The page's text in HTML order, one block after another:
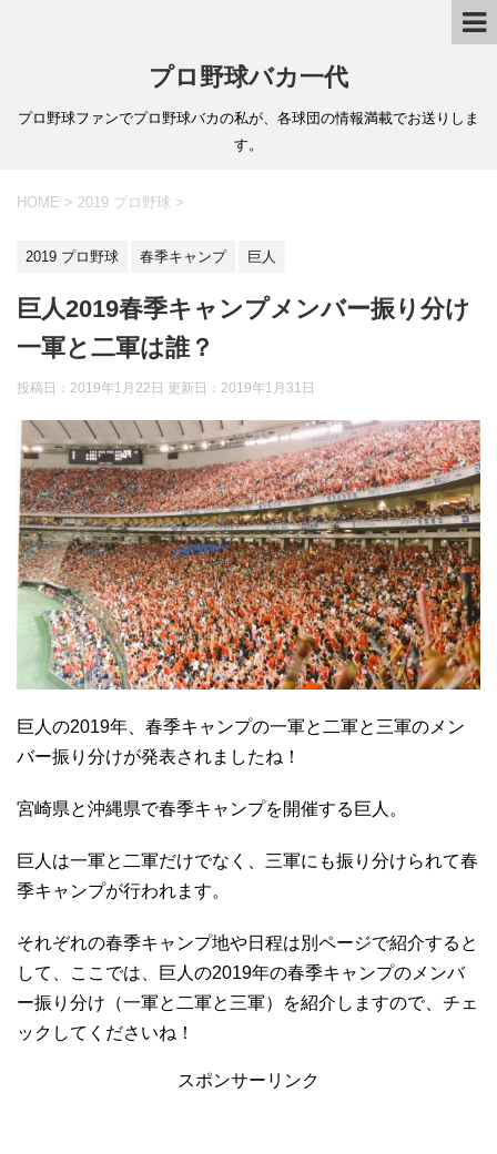
プロ野球バカ一代
プロ野球ファンでプロ野球バカの私が、各球団の情報満載でお送りしま
す。
HOME > 2019 プロ野球 >
2019 プロ野球 春季キャンプ 巨人
巨人2019春季キャンプメンバー振り分け
一軍と二軍は誰？
投稿日：2019年1月22日 更新日： 2019年1月31日
巨人の2019年、春季キャンプの一軍と二軍と三軍のメン
バー振り分けが発表されましたね！
宮崎県と沖縄県で春季キャンプを開催する巨人。
巨人は一軍と二軍だけでなく、三軍にも振り分けられて春
季キャンプが行われます。
それぞれの春季キャンプ地や日程は別ページで紹介すると
して、ここでは、巨人の2019年の春季キャンプのメンバ
ー振り分け（一軍と二軍と三軍）を紹介しますので、チェ
ックしてくださいね！
スポンサーリンク